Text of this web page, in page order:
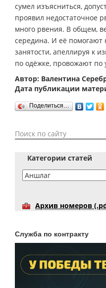
сумел изъясниться,
проявил недостаточное
много рвения. В общем,
середина. И её помогают
занятости, апеллируя к
по одёжке, провожают по
Автор: Валентина
Дата публикации
Поделиться…
Категории статей
Архив номеров
Служба по контракту